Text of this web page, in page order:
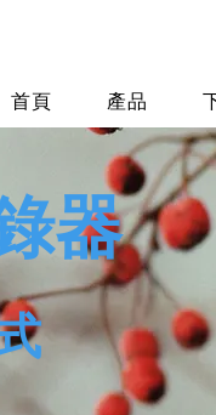
首頁 產品
器